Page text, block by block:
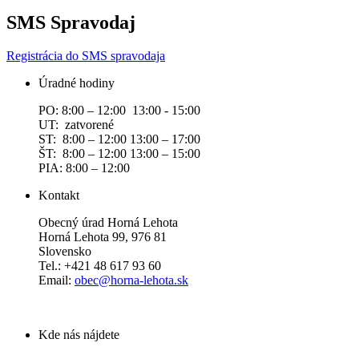
SMS Spravodaj
Registrácia do SMS spravodaja
Úradné hodiny
PO: 8:00 – 12:00 13:00 - 15:00
UT: zatvorené
ST: 8:00 – 12:00 13:00 – 17:00
ŠT: 8:00 – 12:00 13:00 – 15:00
PIA: 8:00 – 12:00
Kontakt
Obecný úrad Horná Lehota
Horná Lehota 99, 976 81
Slovensko
Tel.: +421 48 617 93 60
Email: obec@horna-lehota.sk
Kde nás nájdete